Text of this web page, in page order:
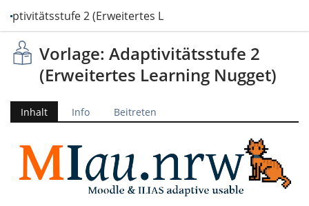
2 (Erweitertes Learning Nugget)
Vorlage: Adaptivitätsstufe 2
(Erweitertes Learning Nugget)
Inhalt Info Beitreten